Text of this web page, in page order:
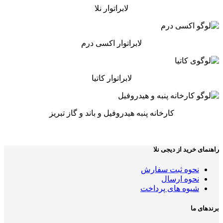
لابراتوار نلا
لابراتوار اکسی درم
لابراتوار کاتیا
کارخانه پنبه هیدروفیل و باند و گاز تبریز
راهنمای خرید از دیجی نلا
نحوه ثبت سفارش
نحوه ارسال
شیوه های پرداخت
برندهای ما